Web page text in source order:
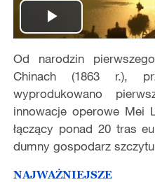
Play
Video
Od narodzin
Chinach (1863 r.),
wyprodukowano
innowacje operowe Mei
łączący ponad 20 tras
dumny gospodarz szczytu
NAJWAŻNIEJSZE